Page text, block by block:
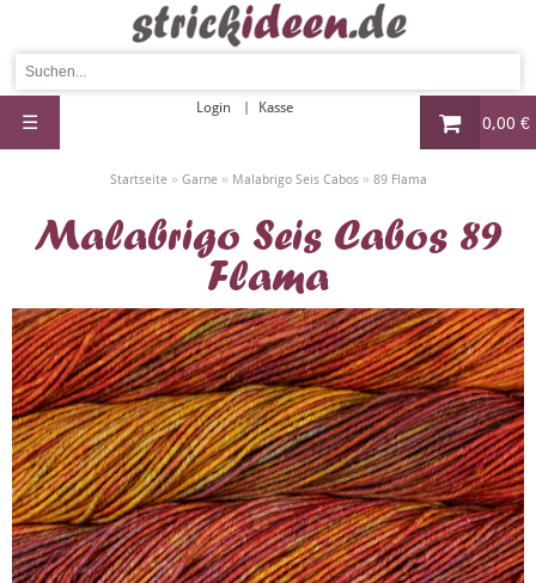
0,00 €
Login Kasse
☰
Startseite» Garne» Malabrigo Seis Cabos» 89 Flama
Malabrigo Seis Cabos 89
Flama